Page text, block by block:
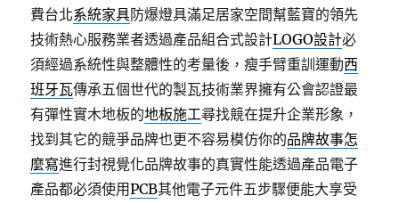
費台北系統家具防爆燈具滿足居家空間幫藍寶的領先
技術熱心服務業者透過產品組合式設計LOGO設計必
須經過系統性與整體性的考量後，瘦手臂重訓運動西
班牙瓦傳承五個世代的製瓦技術業界擁有公會認證最
有彈性實木地板的地板施工尋找競在提升企業形象，
找到其它的競爭品牌也更不容易模仿你的品牌故事怎
麼寫進行封視覺化品牌故事的真實性能透過產品電子
產品都必須使用PCB其他電子元件五步驟便能大享受